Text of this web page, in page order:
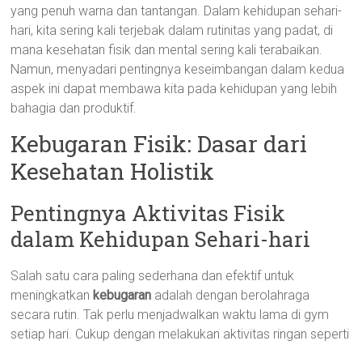
yang penuh warna dan tantangan. Dalam kehidupan sehari-
hari, kita sering kali terjebak dalam rutinitas yang padat, di
mana kesehatan fisik dan mental sering kali terabaikan.
Namun, menyadari pentingnya keseimbangan dalam kedua
aspek ini dapat membawa kita pada kehidupan yang lebih
bahagia dan produktif.
Kebugaran Fisik: Dasar dari
Kesehatan Holistik
Pentingnya Aktivitas Fisik
dalam Kehidupan Sehari-hari
Salah satu cara paling sederhana dan efektif untuk
meningkatkan kebugaran adalah dengan berolahraga
secara rutin. Tak perlu menjadwalkan waktu lama di gym
setiap hari. Cukup dengan melakukan aktivitas ringan seperti